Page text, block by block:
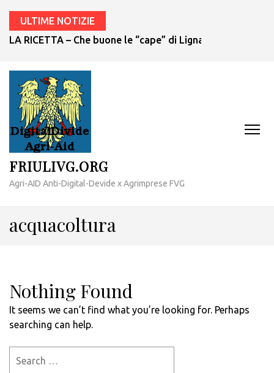
ULTIME NOTIZIE
LA RICETTA – Che buone le “cape” di Lignano!
FRIULIVG.ORG
Agri-AID Anti-Digital-Devide x Agrimprese FVG
acquacoltura
Nothing Found
It seems we can’t find what you’re looking for. Perhaps
searching can help.